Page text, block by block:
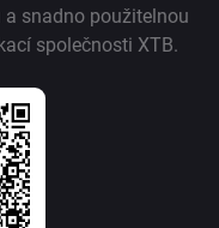
a snadno použitelnou
společnosti XTB.